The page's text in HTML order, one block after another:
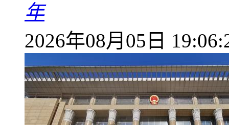
年
2026年08月05日